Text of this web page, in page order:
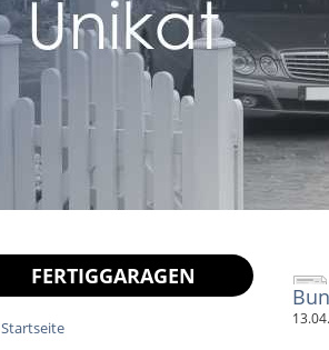
FERTIGGARAGEN
Startseite